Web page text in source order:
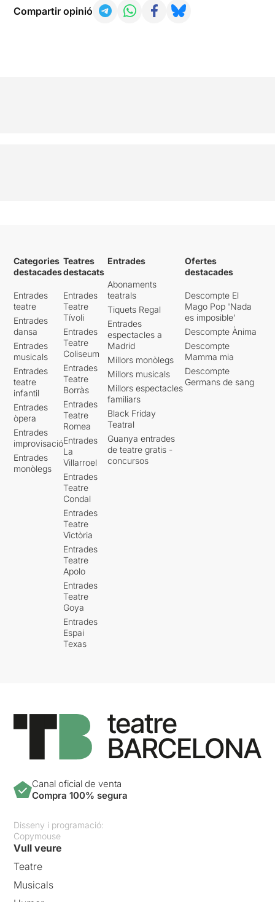
Compartir opinió
Categories
destacades
Entrades
teatre
Entrades
dansa
Entrades
musicals
Entrades
teatre
infantil
Entrades
òpera
Entrades
improvisació
Entrades
monòlegs
Teatres
destacats
Entrades
Teatre
Tívoli
Entrades
Teatre
Coliseum
Entrades
Teatre
Borràs
Entrades
Teatre
Romea
Entrades
La
Villarroel
Entrades
Teatre
Condal
Entrades
Teatre
Victòria
Entrades
Teatre
Apolo
Entrades
Teatre
Goya
Entrades
Espai
Texas
Entrades
Abonaments
teatrals
Tiquets Regal
Entrades
espectacles a
Madrid
Millors monòlegs
Millors musicals
Millors espectacles
familiars
Black Friday
Teatral
Guanya entrades
de teatre gratis -
concursos
Ofertes
destacades
Descompte El
Mago Pop 'Nada
es imposible'
Descompte Ànima
Descompte
Mamma mia
Descompte
Germans de sang
Canal oficial de venta
Compra 100% segura
Disseny i programació:
Copymouse
Vull veure
Teatre
Musicals